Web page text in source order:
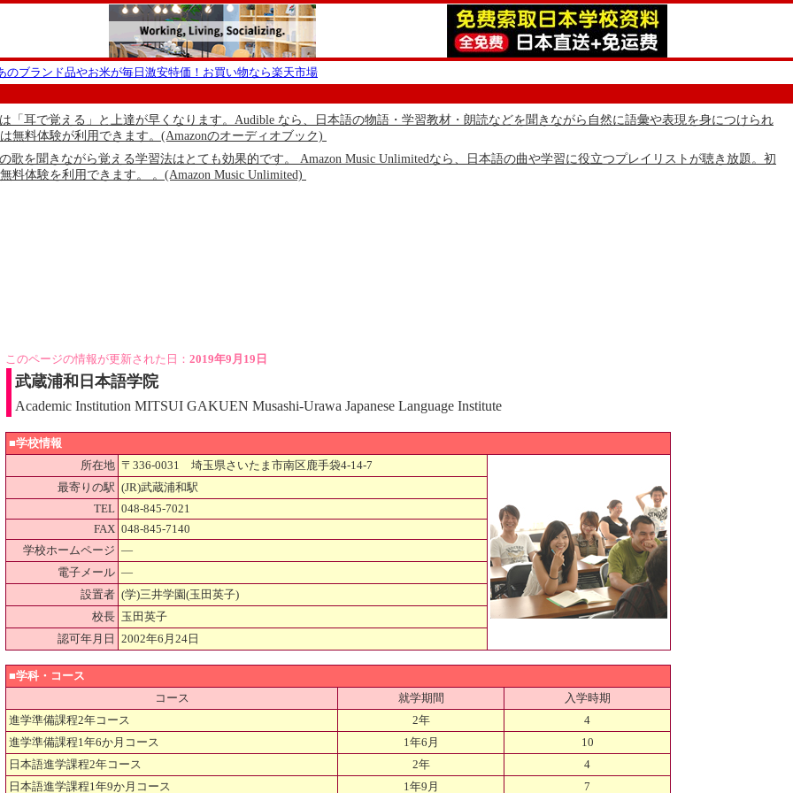
のブランド品やお米が毎日激安特価！お買い物なら楽天市場
「耳で覚える」と上達が早くなります。Audible なら、日本語の物語・学習教材・朗読などを聞きながら自然に語彙や表現を身につけられ
無料体験が利用できます。(Amazonのオーディオブック)
歌を聞きながら覚える学習法はとても効果的です。 Amazon Music Unlimitedなら、日本語の曲や学習に役立つプレイリストが聴き放題。初
料体験を利用できます。 。(Amazon Music Unlimited)
このページの情報が更新された日： 2019年9月19日
武蔵浦和日本語学院
Academic Institution MITSUI GAKUEN Musashi-Urawa Japanese Language Institute
■学校情報
所在地 〒336-0031 埼玉県さいたま市南区鹿手袋4-14-7
最寄りの駅 (JR)武蔵浦和駅
TEL 048-845-7021
FAX 048-845-7140
学校ホームページ ―
電子メール ―
設置者 (学)三井学園(玉田英子)
校長 玉田英子
認可年月日
2002年6月24日
■学科・コース
コース
就学期間
入学時期
進学準備課程2年コース
2年
4
進学準備課程1年6か月コース
1年6月
10
日本語進学課程2年コース
2年
4
日本語進学課程1年9か月コース
1年9月 7